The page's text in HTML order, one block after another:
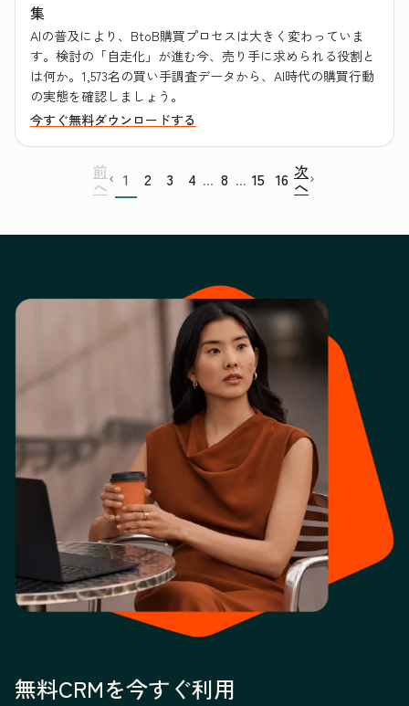
集
AIの普及により、BtoB購買プロセスは大きく変わっていま
す。検討の「自走化」が進む今、売り手に求められる役割と
は何か。1,573名の買い手調査データから、AI時代の購買行動
の実態を確認しましょう。
今すぐ無料ダウンロードする
前
へ 1 2 3 4 ... 8 ... 15 16 次
へ
無料CRMを今すぐ利用